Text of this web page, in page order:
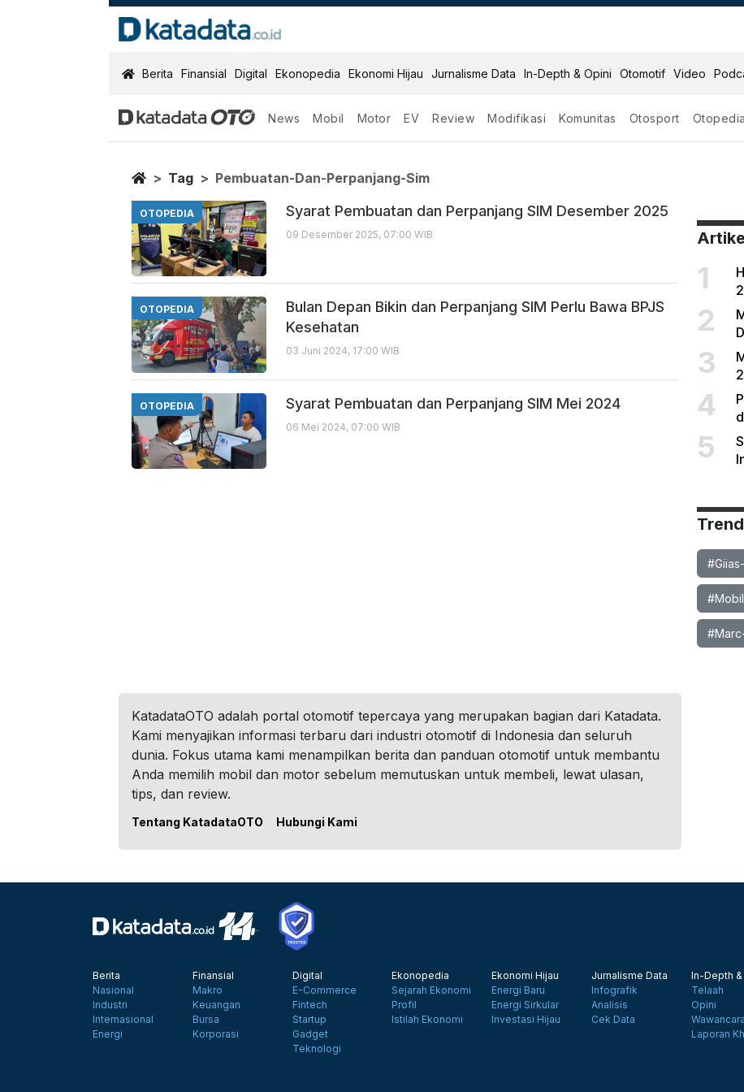
KatadataOTO
Berita Finansial Digital Ekonopedia Ekonomi Hijau Jurnalisme Data In-Depth & Opini Otomotif Video
News Mobil Motor EV Review Modifikasi Komunitas Otosport Otopedia
Pembuatan Dan Perpanjang Sim
Berita Terbaru
Home
Tag Pembuatan-Dan-Perpanjang-Sim
OTOPEDIA Syarat Pembuatan dan Perpanjang SIM Desember 2025
09 Desember 2025, 07:00 WIB
OTOPEDIA
Bulan Depan Bikin dan Perpanjang SIM Perlu Bawa BPJS
Kesehatan
03 Juni 2024, 17:00 WIB
OTOPEDIA Syarat Pembuatan dan Perpanjang SIM Mei 2024
06 Mei 2024, 07:00 WIB
1
2
3
4
5
KatadataOTO adalah portal otomotif tepercaya yang merupakan bagian dari Katadata.
Kami menyajikan informasi terbaru dari industri otomotif di Indonesia dan seluruh
dunia. Fokus utama kami menampilkan berita dan panduan otomotif untuk membantu
Anda memilih mobil dan motor sebelum memutuskan untuk membeli, lewat ulasan,
tips, dan review.
Tentang KatadataOTO Hubungi Kami
Berita
Nasional
Industri
Internasional
Energi
Finansial
Makro
Keuangan
Bursa
Korporasi
Digital
E-Commerce
Fintech
Startup
Gadget
Teknologi
Ekonopedia
Sejarah Ekonomi
Profil
Istilah Ekonomi
Ekonomi Hijau
Energi Baru
Energi Sirkular
Investasi Hijau
Jurnalisme Data
Infografik
Analisis
Cek Data
In-Depth &
Telaah
Opini
Wawancara
Laporan